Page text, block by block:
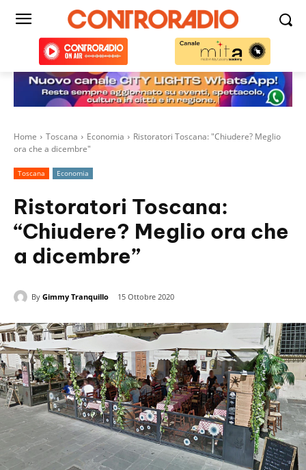
Home Toscana Economia
Ristoratori Toscana: "Chiudere? Meglio
ora che a dicembre"
Toscana Economia
Ristoratori Toscana:
“Chiudere? Meglio ora che
a dicembre”
By Gimmy Tranquillo 15 Ottobre 2020